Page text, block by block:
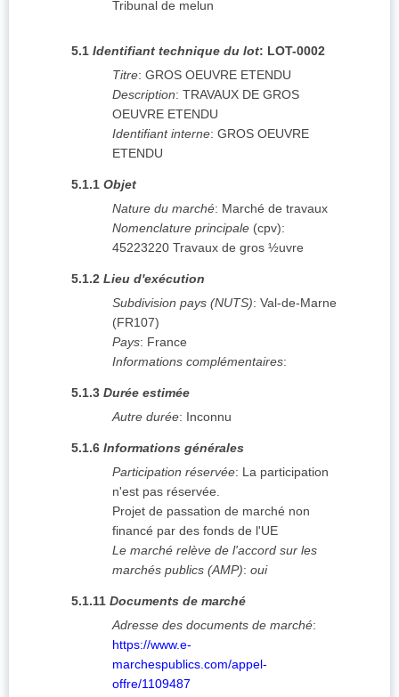
Tribunal de melun
5.1 Identifiant technique du lot: LOT-0002
Titre: GROS OEUVRE ETENDU
Description: TRAVAUX DE GROS
OEUVRE ETENDU
Identifiant interne: GROS OEUVRE
ETENDU
5.1.1 Objet
Nature du marché: Marché de travaux
Nomenclature principale (cpv):
45223220 Travaux de gros ½uvre
5.1.2 Lieu d'exécution
Subdivision pays (NUTS): Val-de-Marne
(FR107)
Pays: France
Informations complémentaires:
5.1.3 Durée estimée
Autre durée: Inconnu
5.1.6 Informations générales
Participation réservée: La participation
n'est pas réservée.
Projet de passation de marché non
financé par des fonds de l'UE
Le marché relève de l'accord sur les
marchés publics (AMP): oui
5.1.11 Documents de marché
Adresse des documents de marché:
https://www.e-
marchespublics.com/appel-
offre/1109487